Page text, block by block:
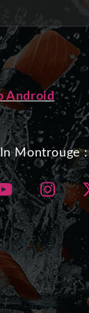
Android
Montrouge :